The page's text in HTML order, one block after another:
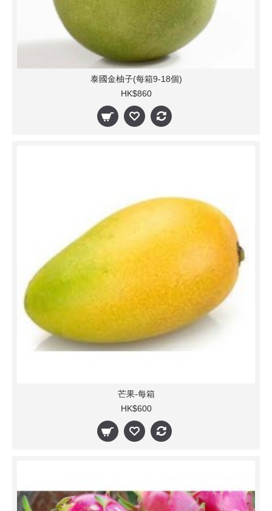
泰國金柚子(每箱9-18個)
HK$860
芒果-每箱
HK$600